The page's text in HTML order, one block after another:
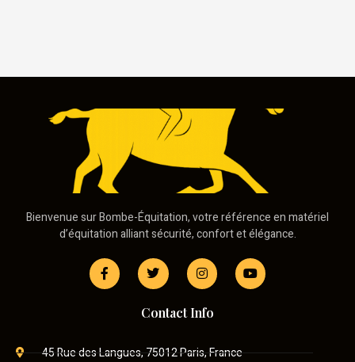
Bienvenue sur Bombe-Équitation, votre référence en matériel
d’équitation alliant sécurité, confort et élégance.
Contact Info
45 Rue des Langues, 75012 Paris, France